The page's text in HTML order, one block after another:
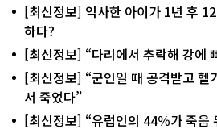
[최신정보] 익사한 아이가 1년 후
하다?
[최신정보] “다리에서 추락해 강에
[최신정보] “군인일 때 공격받고 헬
서 죽었다”
[최신정보] “유럽인의 44％가 죽음